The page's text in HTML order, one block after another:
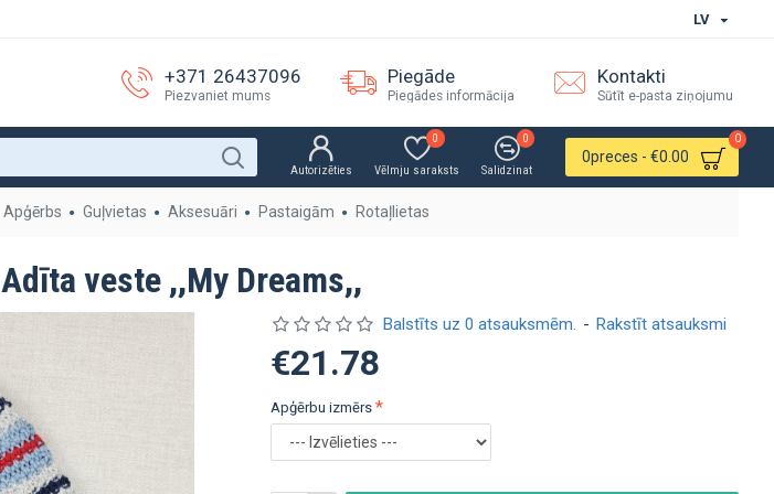
LV
+371 26437096
Piezvaniet mums
Piegāde
Piegādes informācija
Kontakti
Sūtīt e-pasta ziņojumu
Autorizēties Vēlmju saraksts
0
Salidzinat
0
0preces - €0.00
0
Apģērbs Guļvietas Aksesuāri Pastaigām Rotaļlietas
Adīta veste ,,My Dreams,,
Balstīts uz 0 atsauksmēm. - Rakstīt atsauksmi
€21.78
Apģērbu izmērs